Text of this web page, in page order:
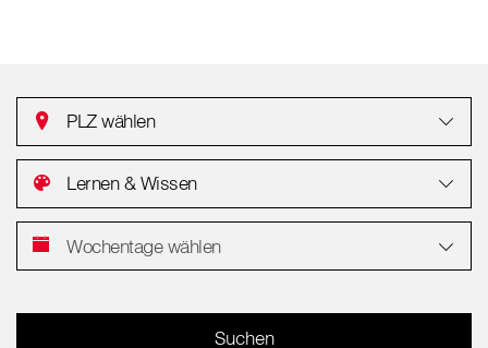
PLZ wählen
Lernen & Wissen
Wochentage wählen